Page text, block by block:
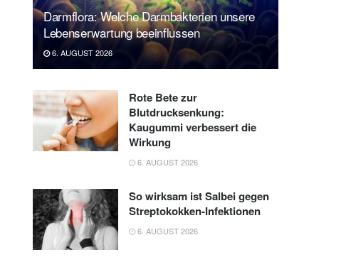
Darmflora: Welche Darmbakterien unsere
Lebenserwartung beeinflussen
6. AUGUST 2026
Rote Bete zur
Blutdrucksenkung:
Kaugummi verbessert die
Wirkung
6. AUGUST 2026
So wirksam ist Salbei gegen
Streptokokken-Infektionen
6. AUGUST 2026